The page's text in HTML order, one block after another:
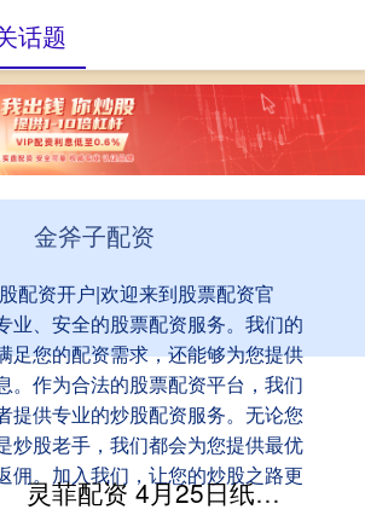
金斧子配资
配资开户|欢迎来到股票配资官
业、安全的股票配资服务。我们的
足您的配资需求，还能够为您提供
。作为合法的股票配资平台，我们
提供专业的炒股配资服务。无论您
炒股老手，我们都会为您提供最优
佣。加入我们，让您的炒股之路更
话题
灵菲配资 4月25日纸浆期货收盘下跌0.04%，报5376元